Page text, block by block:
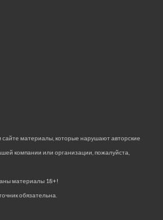
материалы, которые нарушают авторские
компании или организации, пожалуйста,
материалы 18+!
обязательна.